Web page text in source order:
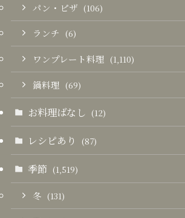
パン・ピザ (106)
ランチ (6)
ワンプレート料理 (1,110)
鍋料理 (69)
お料理ばなし (12)
レシピあり (87)
季節 (1,519)
冬 (131)